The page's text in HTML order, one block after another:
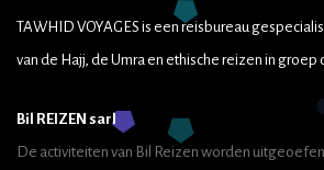
TAWHID VOYAGES is een reisbureau
van de Hajj, de Umra en ethische reizen in groep
Bil REIZEN sarl
De activiteiten van Bil Reizen worden